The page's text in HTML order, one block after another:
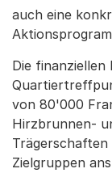
auch eine
Die
von 80'000
Hirzbrunnen-
Zielgruppen